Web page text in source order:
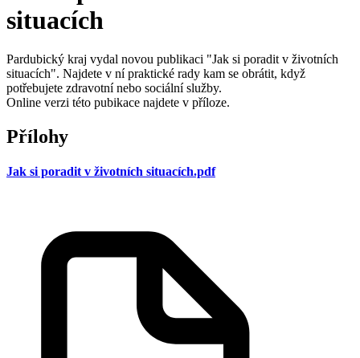
situacích
Pardubický kraj vydal novou publikaci "Jak si poradit v životních
situacích". Najdete v ní praktické rady kam se obrátit, když
potřebujete zdravotní nebo sociální služby.
Online verzi této pubikace najdete v příloze.
Přílohy
Jak si poradit v životních situacích.pdf